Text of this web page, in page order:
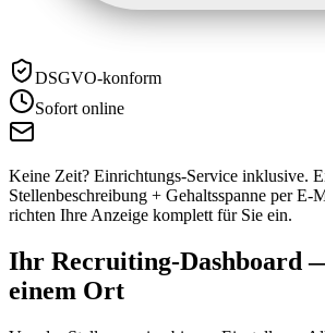
DSGVO-konform
Sofort online
Keine Zeit? Einrichtungs-Service inklusive.
Stellenbeschreibung + Gehaltsspanne per
richten Ihre Anzeige komplett für Sie ein.
Ihr Recruiting-Dashboard
einem Ort